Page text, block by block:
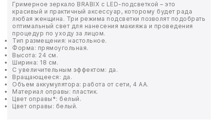
ПРОДУКТЫ ПИТАНИЯ
УПАКОВКА
ХОЗТОВАРЫ
БУМАГА
БЫТОВАЯ И ПРОФ. ХИМИЯ
Гримерное зеркало BRABIX с LED-подсветкой – это
красивый и практичный аксессуар, которому будет рада
любая женщина. Три режима подсветки позволят подобрать
оптимальный свет для нанесения макияжа и проведения
процедур по уходу за лицом.
Тип размещения: настольное.
Форма: прямоугольная.
Высота: 24 см.
Ширина: 18 см.
С увеличительным эффектом: да.
Вращающееся: да.
Объем аккумулятора: работа от сети, 4 АА.
Материал оправы: пластик.
Цвет оправы*: белый.
Цвет оправы: белый.